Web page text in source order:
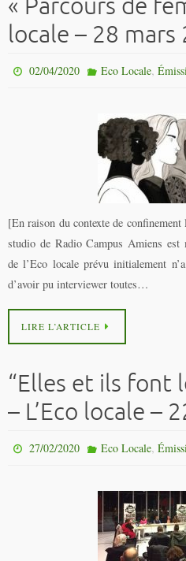
« Parcours de
locale – 28 mars
02/04/2020 Eco Locale,
[En raison du contexte de
studio de Radio Campus Amiens est
de l’Eco locale prévu initialement
d’avoir pu interviewer toutes…
LIRE L’ARTICLE
“Elles et ils font
– L’Eco locale –
27/02/2020 Eco Locale,